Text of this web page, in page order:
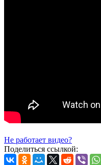
Не работает видео?
Поделиться ссылкой: